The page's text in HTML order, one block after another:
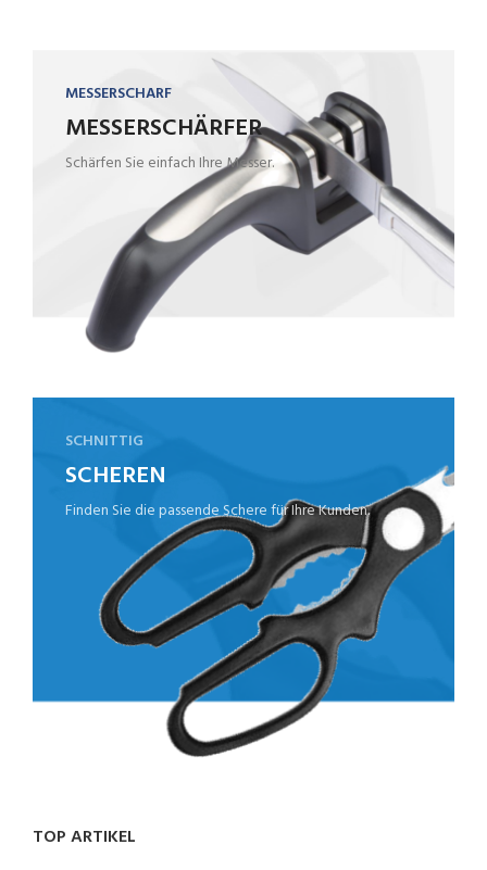
MESSERSCHARF
MESSERSCHÄRFER
Schärfen Sie einfach Ihre Messer.
SCHNITTIG
SCHEREN
Finden Sie die passende Schere für Ihre Kunden.
TOP ARTIKEL